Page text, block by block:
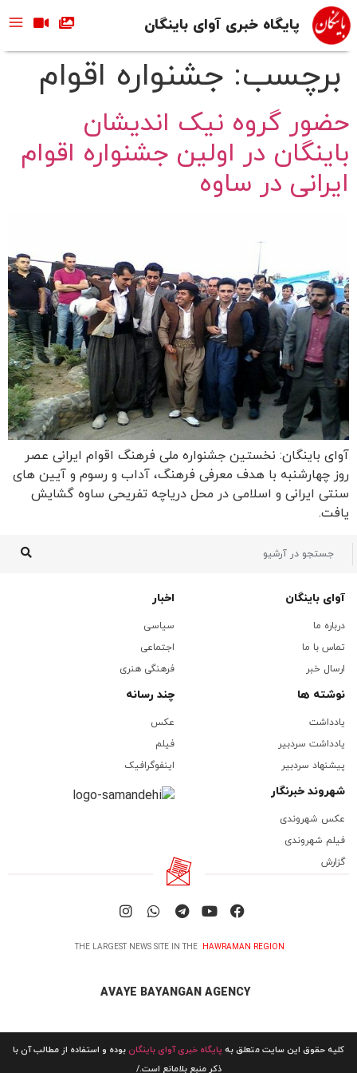
پایگاه خبری آوای باینگان
برچسب: جشنواره اقوام
حضور گروه نیک اندیشان
باینگان در اولین جشنواره اقوام
ایرانی در ساوه
آوای باینگان: نخستین جشنواره ملی فرهنگ اقوام ایرانی عصر
روز چهارشنبه با هدف معرفی فرهنگ، آداب و رسوم و آیین های
سنتی ایرانی و اسلامی در محل دریاچه تفریحی ساوه گشایش
یافت.
آوای باینگان
درباره ما
تماس با ما
ارسال خبر
اخبار
سیاسی
اجتماعی
فرهنگی هنری
نوشته ها
یادداشت
یادداشت سردبیر
پیشنهاد سردبیر
چند رسانه
عکس
فیلم
اینفوگرافیک
شهروند خبرنگار
عکس شهروندی
فیلم شهروندی
گزارش
THE LARGEST NEWS SITE IN THE HAWRAMAN REGION
AVAYE BAYANGAN AGENCY
کلیه حقوق این سایت متعلق به پایگاه خبری آوای باینگانبوده و استفاده از مطالب آن با
ذکر منبع بلامانع است./